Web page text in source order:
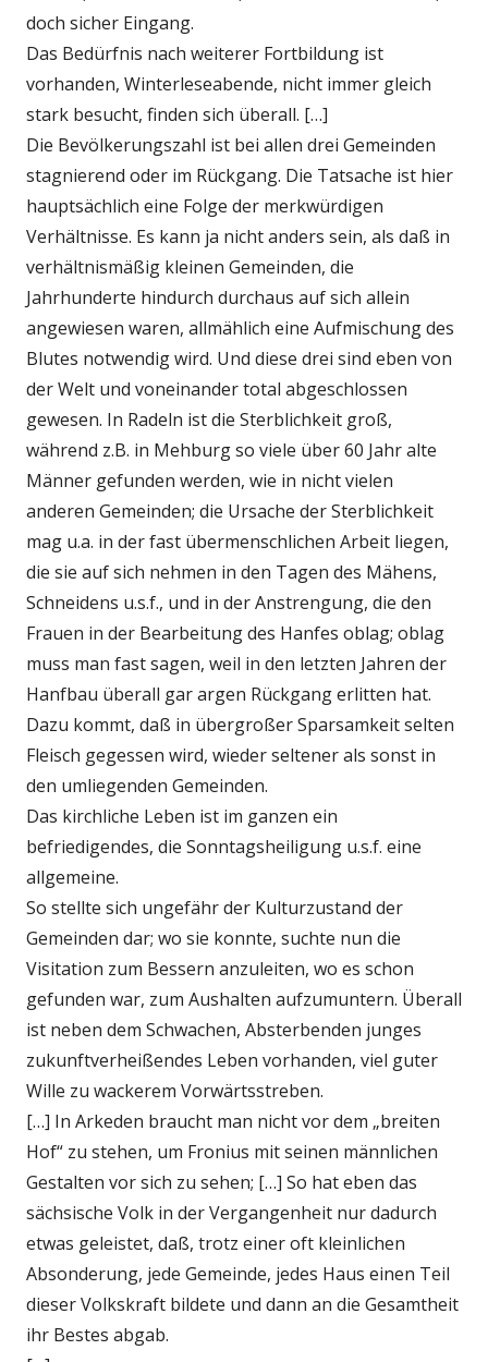
doch sicher Eingang.
Das Bedürfnis nach weiterer Fortbildung ist
vorhanden, Winterleseabende, nicht immer gleich
stark besucht, finden sich überall. […]
Die Bevölkerungszahl ist bei allen drei Gemeinden
stagnierend oder im Rückgang. Die Tatsache ist hier
hauptsächlich eine Folge der merkwürdigen
Verhältnisse. Es kann ja nicht anders sein, als daß in
verhältnismäßig kleinen Gemeinden, die
Jahrhunderte hindurch durchaus auf sich allein
angewiesen waren, allmählich eine Aufmischung des
Blutes notwendig wird. Und diese drei sind eben von
der Welt und voneinander total abgeschlossen
gewesen. In Radeln ist die Sterblichkeit groß,
während z.B. in Mehburg so viele über 60 Jahr alte
Männer gefunden werden, wie in nicht vielen
anderen Gemeinden; die Ursache der Sterblichkeit
mag u.a. in der fast übermenschlichen Arbeit liegen,
die sie auf sich nehmen in den Tagen des Mähens,
Schneidens u.s.f., und in der Anstrengung, die den
Frauen in der Bearbeitung des Hanfes oblag; oblag
muss man fast sagen, weil in den letzten Jahren der
Hanfbau überall gar argen Rückgang erlitten hat.
Dazu kommt, daß in übergroßer Sparsamkeit selten
Fleisch gegessen wird, wieder seltener als sonst in
den umliegenden Gemeinden.
Das kirchliche Leben ist im ganzen ein
befriedigendes, die Sonntagsheiligung u.s.f. eine
allgemeine.
So stellte sich ungefähr der Kulturzustand der
Gemeinden dar; wo sie konnte, suchte nun die
Visitation zum Bessern anzuleiten, wo es schon
gefunden war, zum Aushalten aufzumuntern. Überall
ist neben dem Schwachen, Absterbenden junges
zukunftverheißendes Leben vorhanden, viel guter
Wille zu wackerem Vorwärtsstreben.
[…] In Arkeden braucht man nicht vor dem „breiten
Hof“ zu stehen, um Fronius mit seinen männlichen
Gestalten vor sich zu sehen; […] So hat eben das
sächsische Volk in der Vergangenheit nur dadurch
etwas geleistet, daß, trotz einer oft kleinlichen
Absonderung, jede Gemeinde, jedes Haus einen Teil
dieser Volkskraft bildete und dann an die Gesamtheit
ihr Bestes abgab.